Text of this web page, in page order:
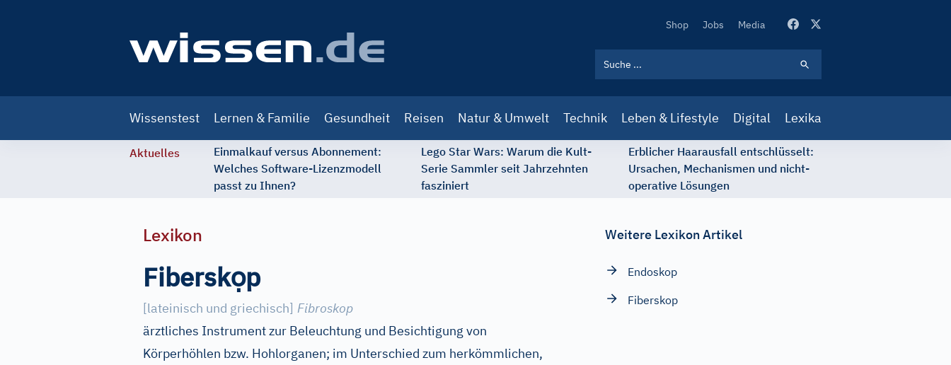
Secondary
Shop Jobs Media
navigation
Wissenstest Lernen & Familie Gesundheit Reisen Natur & Umwelt Technik Leben & Lifestyle Digital Lexika
Aktuelles
Einmalkauf versus Abonnement:
Welches Software-Lizenzmodell
passt zu Ihnen?
Lego Star Wars: Warum die Kult-
Serie Sammler seit Jahrzehnten
fasziniert
Erblicher Haarausfall entschlüsselt:
Ursachen, Mechanismen und nicht-
operative Lösungen
Lexikon
Fiberskọp
[lateinisch und griechisch] Fibroskop
ärztliches Instrument zur Beleuchtung und Besichtigung von
Körperhöhlen bzw. Hohlorganen; im Unterschied zum herkömmlichen,
Weitere Lexikon Artikel
Endoskop
Fiberskop